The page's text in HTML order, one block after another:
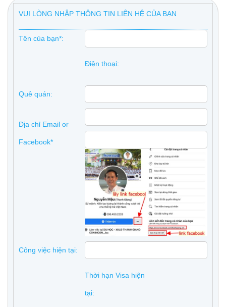
VUI LÒNG NHẬP THÔNG TIN LIÊN HỆ CỦA BẠN
Tên của bạn*:
Điện thoại:
Quê quán:
Địa chỉ Email or
Facebook*
Công việc hiện tại:
Thời hạn Visa hiện
tại: